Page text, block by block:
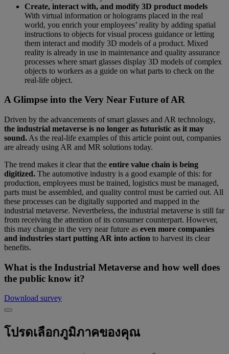
Create, interact with, and modify 3D product models
With virtual information or holograms placed in the real
world, you enrich your employees’ reality by adding spatial
instructions to objects for visual process guidance or letting
them interact and modify 3D models of a product. Mixed
reality is already in use in maintenance and quality assurance
processes where smart glasses display 3D models of complex
objects to workers as a guide on what parts to check on the
real-life object.
A Glimpse into the Very Near Future of AR
Driven by the advancements of smart glasses and AR technology,
the industrial metaverse is no longer as futuristic as it may
sound. As the real-life examples of this article point out, companies
are already using AR and MR solutions today.
The trend makes it clear that the entire value chain is being
digitized. The automotive industry is a good example of this: for
production, employees must be trained, logistics must be managed,
parts must be assembled, and quality control must be carried out. All
these processes can be digitally supported and mapped in the
industrial metaverse. Nevertheless, the industrial metaverse is still far
from receiving the attention of its consumer counterpart. However,
this may change in the very near future as even more companies
and industries start putting AR into action to harvest its clear
benefits.
What is the Industrial Metaverse and how well does
the public know it?
Download survey
โปรดเลือกภูมิภาคของคุณ